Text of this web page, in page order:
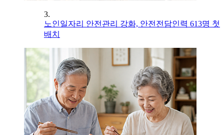
3.
노인일자리 안전관리 강화, 안전전담인력 613명 첫
배치